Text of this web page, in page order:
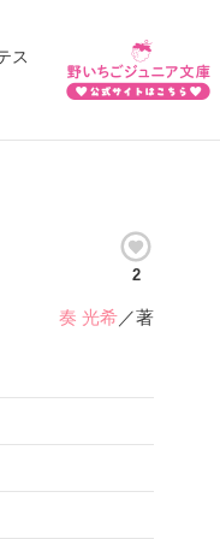
ス
2
奏 光希／著